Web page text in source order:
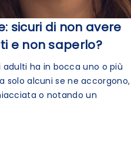
sicuri di non avere
e non saperlo?
adulti ha in bocca uno o più
solo alcuni se ne accorgono,
o notando un